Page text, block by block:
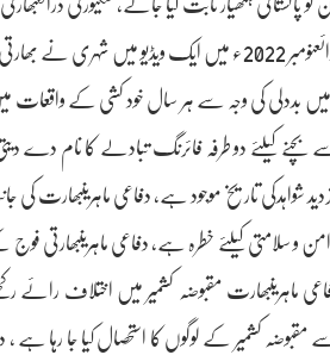
مار دیتی ہے، سکیورٹی ذرائعنومبر 2022ء میں ایک
میں بددلی کی وجہ سے ہر سال خود کشی کے واقعات
بچنے کیلئے دو طرفہ فائرنگ تبادلے کا نام دے
شواہدکی تاریخ موجود ہے، دفاعی
سلامتی کیلئے خطرہ ہے، دفاعی ماہرینبھارتی فوج
ماہرینبھارت مقبوضہ کشمیر میں اختلاف رائے
مقبوضہ کشمیر کے لوگوں کا استحصال کیا جا رہا